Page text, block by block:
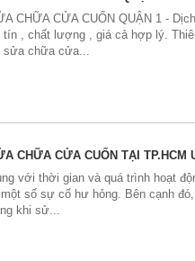
CHỮA CỬA CUỐN QUẬN 1 -
tín , chất lượng , giá cả hợp lý.
sửa chữa cửa...
CHỮA CỬA CUỐN TẠI TP.HCM
với thời gian và quá trình hoạt
một số sự cố hư hỏng. Bên cạnh
khi sử...